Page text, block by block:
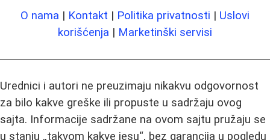
O nama | Kontakt | Politika privatnosti | Uslovi
korišćenja | Marketinški servisi
Urednici i autori ne preuzimaju nikakvu odgovornost
za bilo kakve greške ili propuste u sadržaju ovog
sajta. Informacije sadržane na ovom sajtu pružaju se
u stanju „takvom kakve jesu“, bez garancija u pogledu